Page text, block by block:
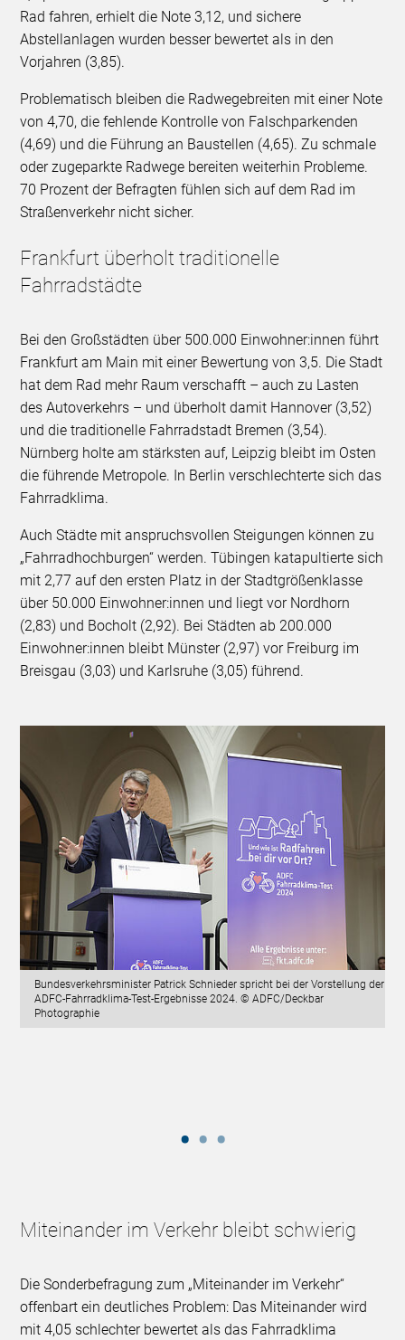
Rad fahren, erhielt die Note 3,12, und sichere
Abstellanlagen wurden besser bewertet als in den
Vorjahren (3,85).
Problematisch bleiben die Radwegebreiten mit einer Note
von 4,70, die fehlende Kontrolle von Falschparkenden
(4,69) und die Führung an Baustellen (4,65). Zu schmale
oder zugeparkte Radwege bereiten weiterhin Probleme.
70 Prozent der Befragten fühlen sich auf dem Rad im
Straßenverkehr nicht sicher.
Frankfurt überholt traditionelle
Fahrradstädte
Bei den Großstädten über 500.000 Einwohner:innen führt
Frankfurt am Main mit einer Bewertung von 3,5. Die Stadt
hat dem Rad mehr Raum verschafft – auch zu Lasten
des Autoverkehrs – und überholt damit Hannover (3,52)
und die traditionelle Fahrradstadt Bremen (3,54).
Nürnberg holte am stärksten auf, Leipzig bleibt im Osten
die führende Metropole. In Berlin verschlechterte sich das
Fahrradklima.
Auch Städte mit anspruchsvollen Steigungen können zu
„Fahrradhochburgen“ werden. Tübingen katapultierte sich
mit 2,77 auf den ersten Platz in der Stadtgrößenklasse
über 50.000 Einwohner:innen und liegt vor Nordhorn
(2,83) und Bocholt (2,92). Bei Städten ab 200.000
Einwohner:innen bleibt Münster (2,97) vor Freiburg im
Breisgau (3,03) und Karlsruhe (3,05) führend.
Bundesverkehrsminister Patrick Schnieder spricht bei der Vorstellung der
ADFC-Fahrradklima-Test-Ergebnisse 2024. © ADFC/Deckbar
Photographie
Miteinander im Verkehr bleibt schwierig
Die Sonderbefragung zum „Miteinander im Verkehr“
offenbart ein deutliches Problem: Das Miteinander wird
mit 4,05 schlechter bewertet als das Fahrradklima